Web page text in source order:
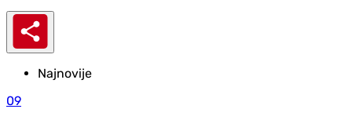
Najnovije
09